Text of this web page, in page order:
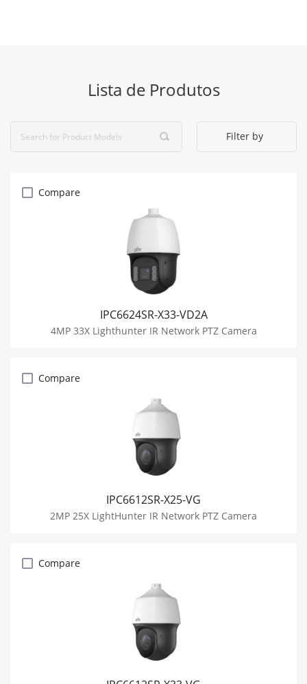
Lista de Produtos
Filter by
Compare
IPC6624SR-X33-VD2A
4MP 33X Lighthunter IR Network PTZ Camera
Compare
IPC6612SR-X25-VG
2MP 25X LightHunter IR Network PTZ Camera
Compare